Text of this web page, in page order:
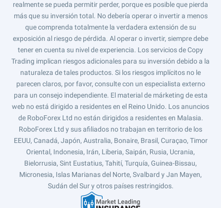
realmente se pueda permitir perder, porque es posible que pierda
más que su inversión total. No debería operar o invertir a menos
que comprenda totalmente la verdadera extensión de su
exposición al riesgo de pérdida. Al operar o invertir, siempre debe
tener en cuenta su nivel de experiencia. Los servicios de Copy
Trading implican riesgos adicionales para su inversión debido a la
naturaleza de tales productos. Si los riesgos implícitos no le
parecen claros, por favor, consulte con un especialista externo
para un consejo independiente. El material de márketing de esta
web no está dirigido a residentes en el Reino Unido. Los anuncios
de RoboForex Ltd no están dirigidos a residentes en Malasia.
RoboForex Ltd y sus afiliados no trabajan en territorio de los
EEUU, Canadá, Japón, Australia, Bonaire, Brasil, Curaçao, Timor
Oriental, Indonesia, Irán, Liberia, Saipán, Rusia, Ucrania,
Bielorrusia, Sint Eustatius, Tahití, Turquía, Guinea-Bissau,
Micronesia, Islas Marianas del Norte, Svalbard y Jan Mayen,
Sudán del Sur y otros países restringidos.